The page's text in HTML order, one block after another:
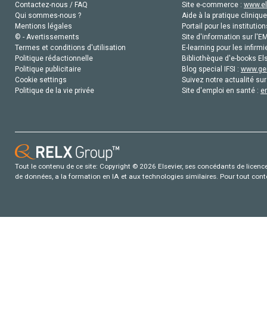
Contactez-nous / FAQ
Qui sommes-nous ?
Mentions légales
© - Avertissements
Termes et conditions d'utilisation
Politique rédactionnelle
Politique publicitaire
Cookie settings
Politique de la vie privée
Site e-commerce :
Aide à la pratique
Portail pour les
Site d'information sur
E-learning pour les
Bibliothèque d'e-books
Blog special IFSI :
Suivez notre actualité
Site d'emploi en santé :
Tout le contenu de ce site: Copyright © 2026 Elsevier, ses concédants de
de données, a la formation en IA et aux technologies similaires. Pour tout